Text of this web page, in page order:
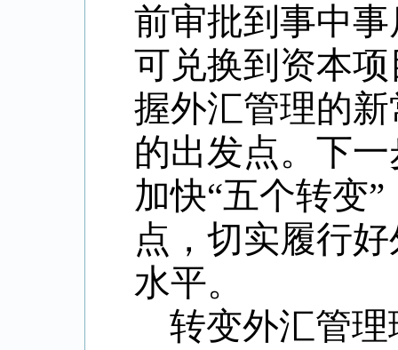
前审批到事中
可兑换到资本
握外汇管理的
的出发点。下
加快“五个转变
点，切实履行
水平。
转变外汇管理